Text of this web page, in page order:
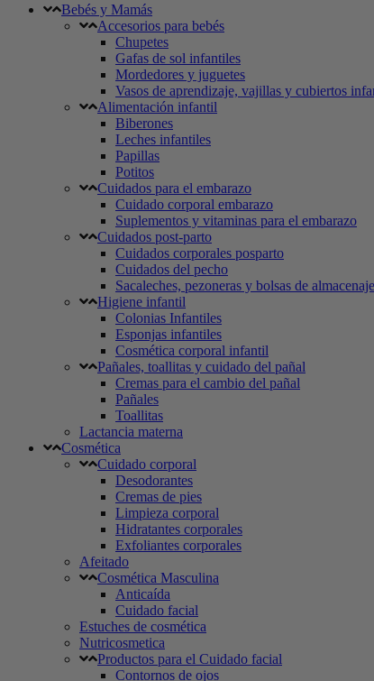
Bebés y Mamás
Accesorios para bebés
Chupetes
Gafas de sol infantiles
Mordedores y juguetes
Vasos de aprendizaje, vajillas y cubiertos
Alimentación infantil
Biberones
Leches infantiles
Papillas
Potitos
Cuidados para el embarazo
Cuidado corporal embarazo
Suplementos y vitaminas para el embarazo
Cuidados post-parto
Cuidados corporales posparto
Cuidados del pecho
Sacaleches, pezoneras y bolsas de almacenaje
Higiene infantil
Colonias Infantiles
Esponjas infantiles
Cosmética corporal infantil
Pañales, toallitas y cuidado del pañal
Cremas para el cambio del pañal
Pañales
Toallitas
Lactancia materna
Cosmética
Cuidado corporal
Desodorantes
Cremas de pies
Limpieza corporal
Hidratantes corporales
Exfoliantes corporales
Afeitado
Cosmética Masculina
Anticaída
Cuidado facial
Estuches de cosmética
Nutricosmetica
Productos para el Cuidado facial
Contornos de ojos